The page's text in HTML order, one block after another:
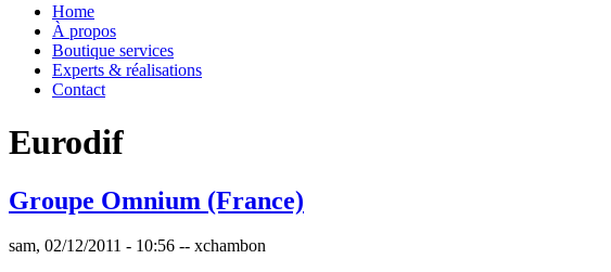
Home
À propos
Boutique services
Experts & réalisations
Contact
Eurodif
Groupe Omnium (France)
sam, 02/12/2011 - 10:56 -- xchambon